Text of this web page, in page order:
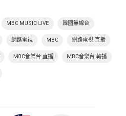
MBC MUSIC LIVE 韓國無線台
網路電視 MBC 網路電視 直播
MBC音樂台 直播 MBC音樂台 轉播